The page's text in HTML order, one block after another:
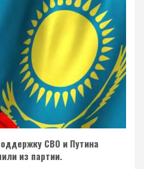
СВО и Путина
из партии.